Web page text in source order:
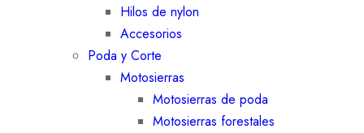
Hilos de nylon
Accesorios
Poda y Corte
Motosierras
Motosierras de poda
Motosierras forestales